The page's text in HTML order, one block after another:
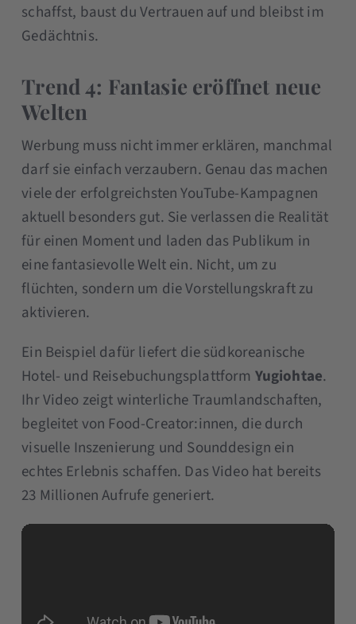
schaffst, baust du Vertrauen auf und bleibst im
Gedächtnis.
Trend 4: Fantasie eröffnet neue
Welten
Werbung muss nicht immer erklären, manchmal
darf sie einfach verzaubern. Genau das machen
viele der erfolgreichsten YouTube-Kampagnen
aktuell besonders gut. Sie verlassen die Realität
für einen Moment und laden das Publikum in
eine fantasievolle Welt ein. Nicht, um zu
flüchten, sondern um die Vorstellungskraft zu
aktivieren.
Ein Beispiel dafür liefert die südkoreanische
Hotel- und Reisebuchungsplattform Yugiohtae.
Ihr Video zeigt winterliche Traumlandschaften,
begleitet von Food-Creator:innen, die durch
visuelle Inszenierung und Sounddesign ein
echtes Erlebnis schaffen. Das Video hat bereits
23 Millionen Aufrufe generiert.